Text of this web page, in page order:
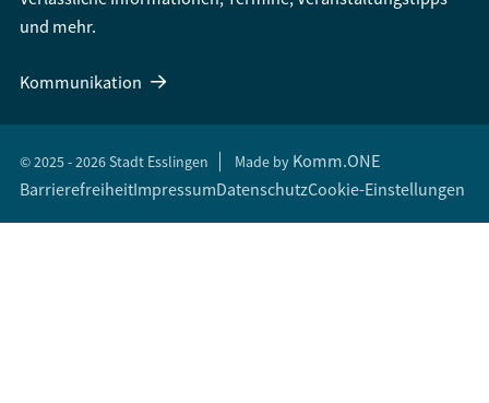
und mehr.
Kommunikation
© 2025 - 2026 Stadt Esslingen Made by Komm.ONE
BarrierefreiheitImpressumDatenschutzCookie-Einstellungen